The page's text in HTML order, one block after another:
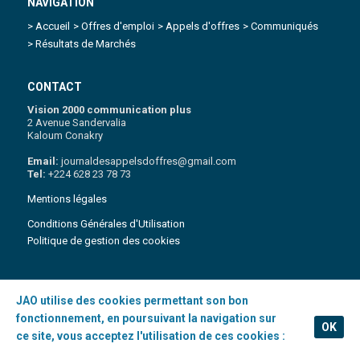
> Accueil > Offres d'emploi > Appels d'offres > Communiqués
> Résultats de Marchés
CONTACT
Vision 2000 communication plus
2 Avenue Sandervalia
Kaloum Conakry
Email:journaldesappelsdoffres@gmail.com
Tel:+224 628 23 78 73
Mentions légales
Conditions Générales d'Utilisation
Politique de gestion des cookies
Copyright 2021 © Journal des appels d'Offres | Tous droits réservés
JAO utilise des cookies permettant son bon
fonctionnement, en poursuivant la navigation sur
ce site, vous acceptez l'utilisation de ces cookies :
OK